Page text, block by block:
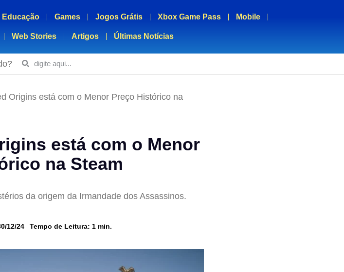
Educação Games Jogos Grátis Xbox Game Pass Mobile
Web Stories Artigos Últimas Notícias
Origins está com o Menor Preço Histórico na
está com o Menor
na Steam
da origem da Irmandade dos Assassinos.
12/24 Tempo de Leitura: 1 min.